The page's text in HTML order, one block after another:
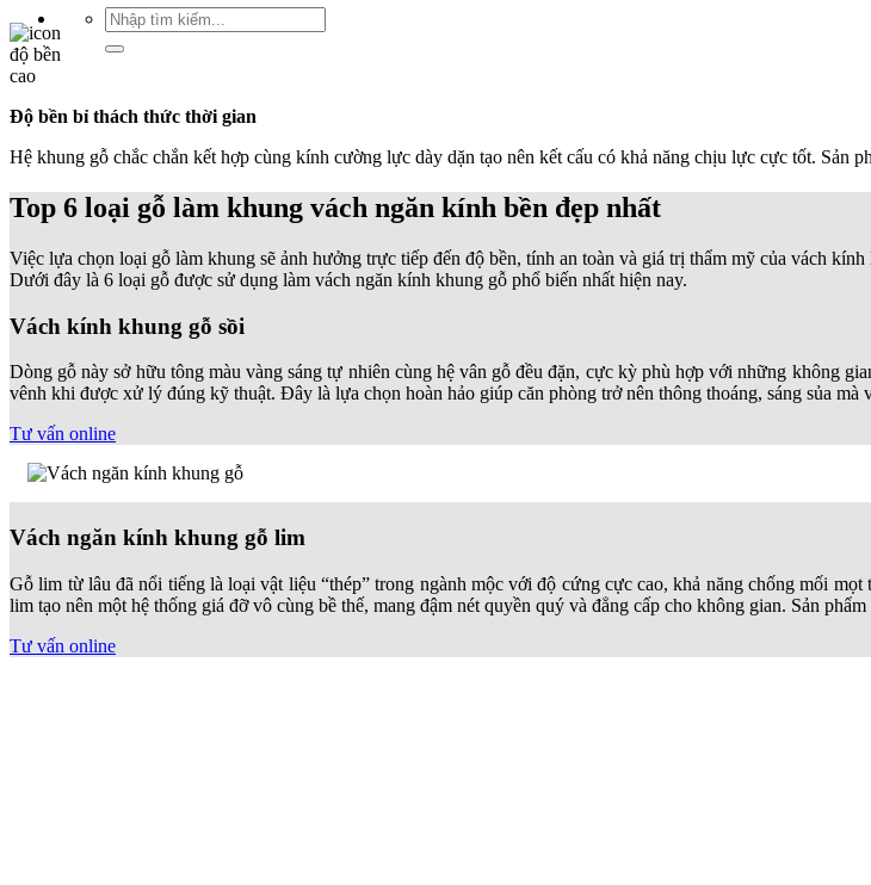
Tìm
kiếm:
Độ bền bỉ thách thức thời gian
Hệ khung gỗ chắc chắn kết hợp cùng kính cường lực dày dặn tạo nên kết cấu có khả năng chịu lực cực tốt. Sản
Top 6 loại gỗ làm khung vách ngăn kính bền đẹp nhất
Việc lựa chọn loại gỗ làm khung sẽ ảnh hưởng trực tiếp đến độ bền, tính an toàn và giá trị thẩm mỹ của vách
Dưới đây là 6 loại gỗ được sử dụng làm vách ngăn kính khung gỗ phổ biến nhất hiện nay.
Vách kính khung gỗ sồi
Dòng gỗ này sở hữu tông màu vàng sáng tự nhiên cùng hệ vân gỗ đều đặn, cực kỳ phù hợp với những không
vênh khi được xử lý đúng kỹ thuật. Đây là lựa chọn hoàn hảo giúp căn phòng trở nên thông thoáng, sáng sủa mà
Tư vấn online
Vách ngăn kính khung gỗ lim
Gỗ lim từ lâu đã nổi tiếng là loại vật liệu “thép” trong ngành mộc với độ cứng cực cao, khả năng chống mối
lim tạo nên một hệ thống giá đỡ vô cùng bề thế, mang đậm nét quyền quý và đẳng cấp cho không gian. Sản
Tư vấn online